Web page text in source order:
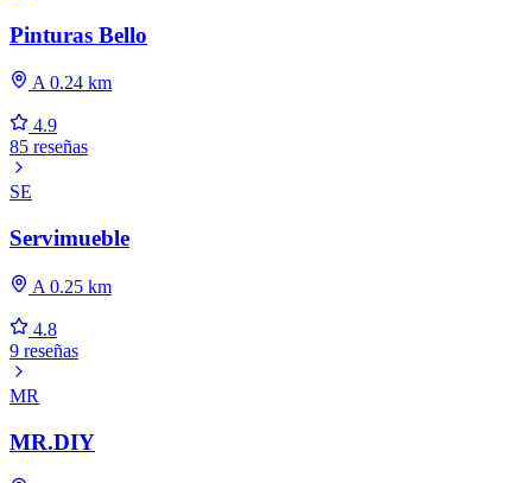
Pinturas Bello
A 0.24 km
4.9
85 reseñas
SE
Servimueble
A 0.25 km
4.8
9 reseñas
MR
MR.DIY